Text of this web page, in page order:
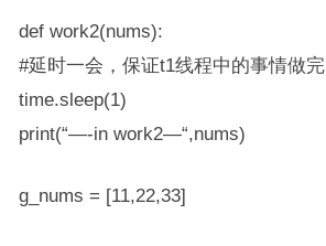
def work2(nums):
#延时一会，保证t1线程中的事情做完
time.sleep(1)
print(“—-in work2—“,nums)
g_nums = [11,22,33]